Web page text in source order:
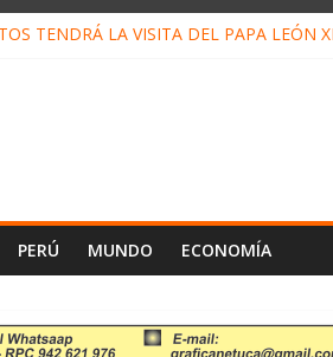
TENDRÁ LA VISITA DEL PAPA LEÓN
PERÚ MUNDO ECONOMÍA